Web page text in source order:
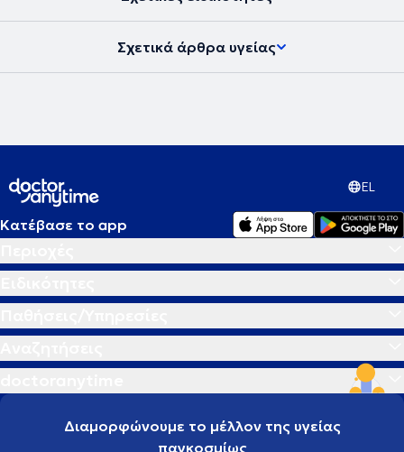
Σχετικά άρθρα υγείας
EL
Κατέβασε το app
Διαμορφώνουμε το μέλλον της υγείας
παγκοσμίως